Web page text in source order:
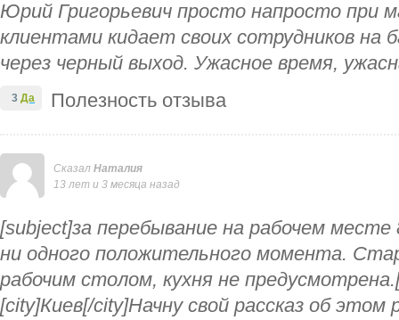
Юрий Григорьевич просто напросто при
клиентами кидает своих сотрудников на
через черный выход. Ужасное время,
Полезность отзыва
3 Да
Сказал Наталия
13 лет и 3 месяца назад
[subject]за перебывание на рабочем месте
ни одного положительного момента.
рабочим столом, кухня не
[city]Киев[/city]Начну свой рассказ об